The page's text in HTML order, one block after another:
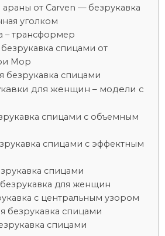
от Carven — безрукавка
уголком
– трансформер
спицами от
Мор
безрукавка спицами
для женщин – модели с
спицами с объемным
спицами с эффектным
спицами
безрукавка для женщин
с центральным узором
безрукавка спицами
спицами